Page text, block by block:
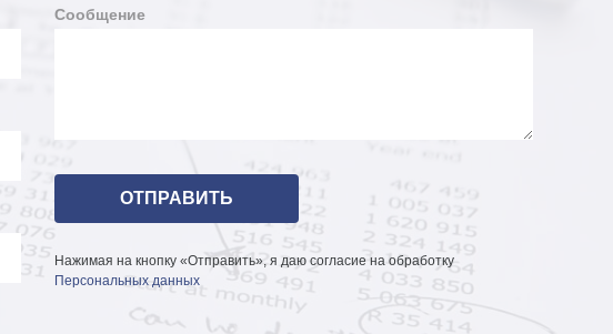
Сообщение
Нажимая на кнопку «Отправить», я даю согласие на обработку
Персональных данных